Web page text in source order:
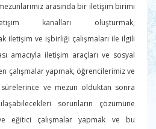
arasında bir iletişim birimi
kanalları oluşturmak,
iletişim ve işbirliği çalışmaları ile ilgili
amacıyla iletişim araçları ve sosyal
çalışmalar yapmak, öğrencilerimiz ve
sürelerince ve mezun olduktan sonra
sorunların çözümüne
eğitici çalışmalar yapmak ve bu